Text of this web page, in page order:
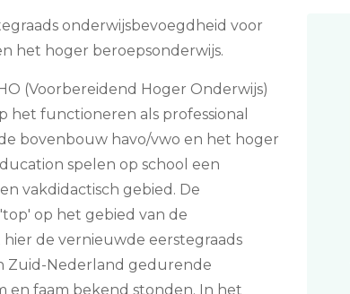
onderwijsbevoegdheid voor
het hoger beroepsonderwijs.
(Voorbereidend Hoger Onderwijs)
het functioneren als professional
bovenbouw havo/vwo en het hoger
spelen op school een
vakdidactisch gebied. De
op het gebied van de
de vernieuwde eerstegraads
Zuid-Nederland gedurende
en faam bekend stonden. In het